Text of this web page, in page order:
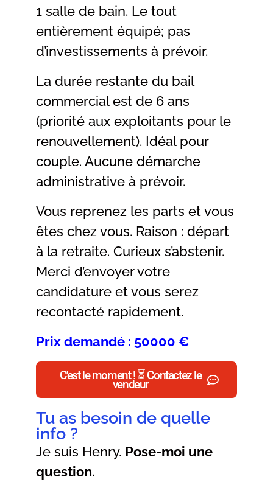
1 salle de bain. Le tout
entièrement équipé; pas
d’investissements à prévoir.
La durée restante du bail
commercial est de 6 ans
(priorité aux exploitants pour le
renouvellement). Idéal pour
couple. Aucune démarche
administrative à prévoir.
Vous reprenez les parts et vous
êtes chez vous. Raison : départ
à la retraite. Curieux s’abstenir.
Merci d’envoyer votre
candidature et vous serez
recontacté rapidement.
Prix demandé : 50000 €
C'est le moment ! ⏳ Contactez le
vendeur
Je suis Henry. Pose-moi une
question.
Tu as besoin de quelle
info ?